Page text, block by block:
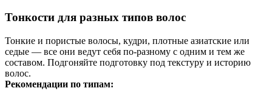
Тонкости для разных типов волос
Тонкие и пористые волосы, кудри, плотные азиатские или
седые — все они ведут себя по‑разному с одним и тем же
составом. Подгоняйте подготовку под текстуру и историю
волос.
Рекомендации по типам: